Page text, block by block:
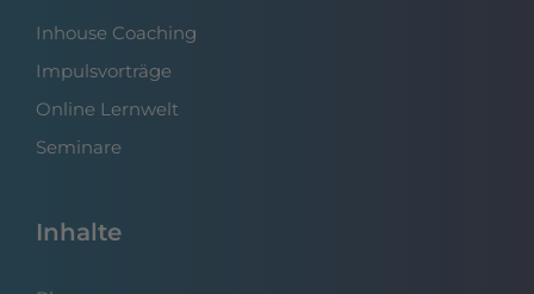
Inhouse Coaching
Impulsvorträge
Online Lernwelt
Seminare
Inhalte